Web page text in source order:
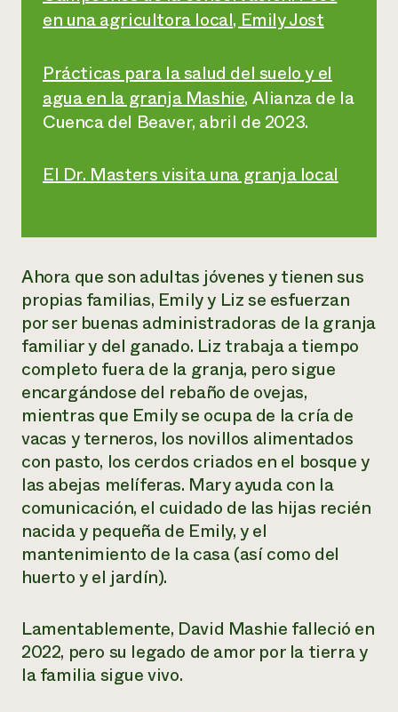
en una agricultora local, Emily Jost
Prácticas para la salud del suelo y el
agua en la granja Mashie, Alianza de la
Cuenca del Beaver, abril de 2023.
El Dr. Masters visita una granja local
Ahora que son adultas jóvenes y tienen sus
propias familias, Emily y Liz se esfuerzan
por ser buenas administradoras de la granja
familiar y del ganado. Liz trabaja a tiempo
completo fuera de la granja, pero sigue
encargándose del rebaño de ovejas,
mientras que Emily se ocupa de la cría de
vacas y terneros, los novillos alimentados
con pasto, los cerdos criados en el bosque y
las abejas melíferas. Mary ayuda con la
comunicación, el cuidado de las hijas recién
nacida y pequeña de Emily, y el
mantenimiento de la casa (así como del
huerto y el jardín).
Lamentablemente, David Mashie falleció en
2022, pero su legado de amor por la tierra y
la familia sigue vivo.